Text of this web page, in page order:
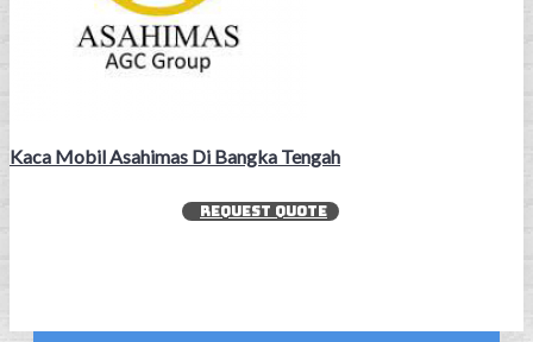
Kaca Mobil Asahimas Di Bangka Tengah
REQUEST QUOTE